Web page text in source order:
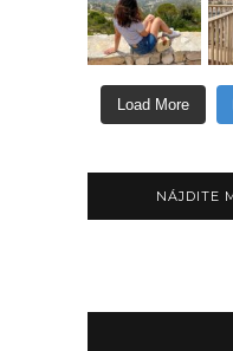
Load More
NÁJDITE